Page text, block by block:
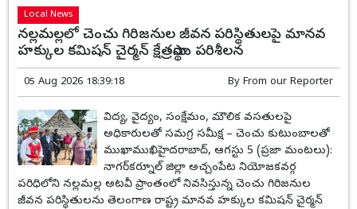
Local News
నల్లమల్లలో చెంచు గిరిజనుల జీవన పరిస్థితులపై మానవ
హక్కుల కమిషన్ చైర్మన్ క్షేత్రస్థాయి పరిశీలన
05 Aug 2026 18:39:18 By From our Reporter
విద్య, వైద్యం, సంక్షేమం, మౌలిక వసతులపై
అధికారులతో సమగ్ర సమీక్ష – చెంచు కుటుంబాలతో
ముఖాముఖిహైదరాబాద్, ఆగస్టు 5 (ప్రజా మంటలు):
నాగర్‌కర్నూల్ జిల్లా అచ్చంపేట నియోజకవర్గ
పరిధిలోని నల్లమల్ల అటవీ ప్రాంతంలో నివసిస్తున్న చెంచు గిరిజనుల
జీవన పరిస్థితులను తెలంగాణ రాష్ట్ర మానవ హక్కుల కమిషన్ చైర్మన్